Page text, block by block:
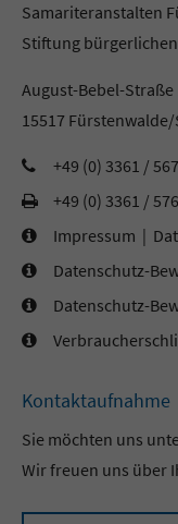
Samariteranstalten
Stiftung
August-Bebel-Straße
15517
+49 (0) 3361 /
+49 (0) 3361 /
Impressum |
Datenschutz-
Datenschutz-
Kontaktaufnahme
Sie möchten uns
Wir freuen uns über